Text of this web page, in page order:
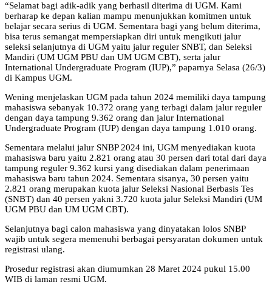
“Selamat bagi adik-adik yang berhasil diterima di UGM. Kami
berharap ke depan kalian mampu menunjukkan komitmen untuk
belajar secara serius di UGM. Sementara bagi yang belum diterima,
bisa terus semangat mempersiapkan diri untuk mengikuti jalur
seleksi selanjutnya di UGM yaitu jalur reguler SNBT, dan Seleksi
Mandiri (UM UGM PBU dan UM UGM CBT), serta jalur
International Undergraduate Program (IUP),” paparnya Selasa (26/3)
di Kampus UGM.
Wening menjelaskan UGM pada tahun 2024 memiliki daya tampung
mahasiswa sebanyak 10.372 orang yang terbagi dalam jalur reguler
dengan daya tampung 9.362 orang dan jalur International
Undergraduate Program (IUP) dengan daya tampung 1.010 orang.
Sementara melalui jalur SNBP 2024 ini, UGM menyediakan kuota
mahasiswa baru yaitu 2.821 orang atau 30 persen dari total dari daya
tampung reguler 9.362 kursi yang disediakan dalam penerimaan
mahasiswa baru tahun 2024. Sementara sisanya, 30 persen yaitu
2.821 orang merupakan kuota jalur Seleksi Nasional Berbasis Tes
(SNBT) dan 40 persen yakni 3.720 kuota jalur Seleksi Mandiri (UM
UGM PBU dan UM UGM CBT).
Selanjutnya bagi calon mahasiswa yang dinyatakan lolos SNBP
wajib untuk segera memenuhi berbagai persyaratan dokumen untuk
registrasi ulang.
Prosedur registrasi akan diumumkan 28 Maret 2024 pukul 15.00
WIB di laman resmi UGM.